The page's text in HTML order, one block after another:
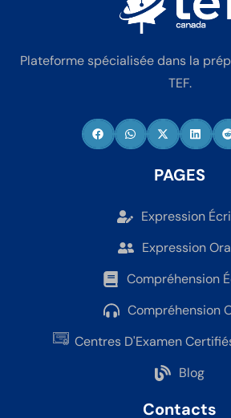
Plateforme spécialisée dans la
TEF.
PAGES
Expression
Expression
Compréhension
Compréhension
Centres D'Examen
Blog
Contacts